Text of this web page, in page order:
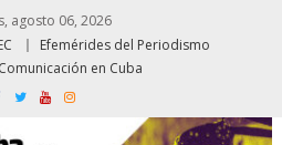
agosto 06, 2026
Efemérides del Periodismo
en Cuba